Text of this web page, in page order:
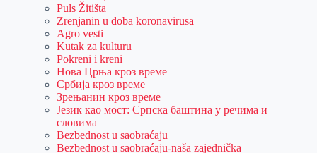
Puls Žitišta
Zrenjanin u doba koronavirusa
Agro vesti
Kutak za kulturu
Pokreni i kreni
Нова Црња кроз време
Србија кроз време
Зрењанин кроз време
Језик као мост: Српска баштина у речима и
словима
Bezbednost u saobraćaju
Bezbednost u saobraćaju-naša zajednička